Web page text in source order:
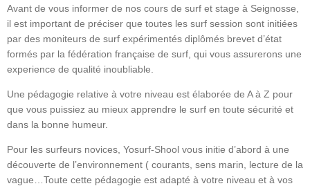
Avant de vous informer de nos cours de surf et stage à Seignosse,
il est important de préciser que toutes les surf session sont initiées
par des moniteurs de surf expérimentés diplômés brevet d’état
formés par la fédération française de surf, qui vous assurerons une
experience de qualité inoubliable.
Une pédagogie relative à votre niveau est élaborée de A à Z pour
que vous puissiez au mieux apprendre le surf en toute sécurité et
dans la bonne humeur.
Pour les surfeurs novices, Yosurf-Shool vous initie d’abord à une
découverte de l’environnement ( courants, sens marin, lecture de la
vague…Toute cette pédagogie est adapté à votre niveau et à vos